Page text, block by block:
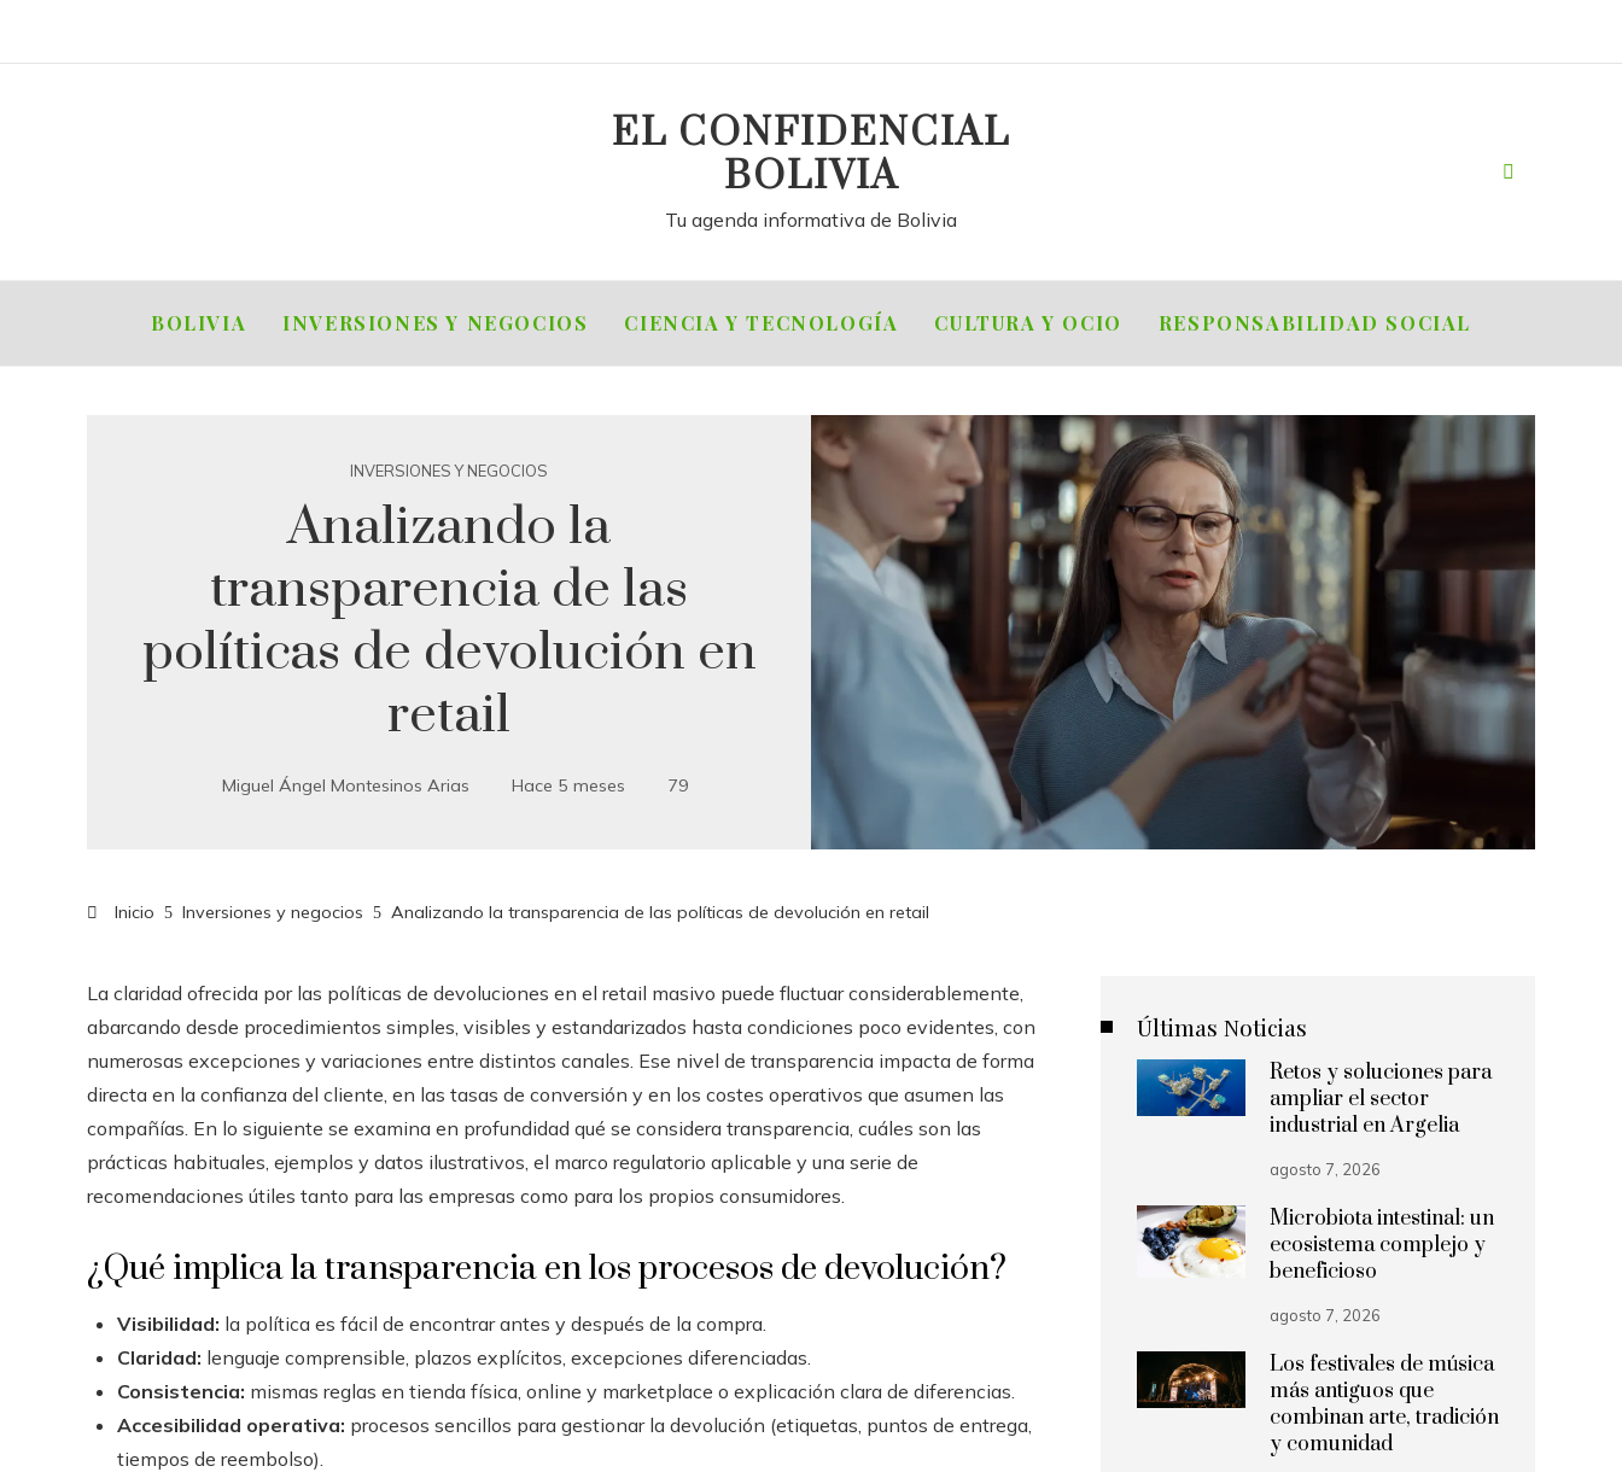
EL CONFIDENCIAL
BOLIVIA
Tu agenda informativa de Bolivia
BOLIVIA INVERSIONES Y NEGOCIOS CIENCIA Y TECNOLOGÍA CULTURA Y OCIO RESPONSABILIDAD SOCIAL
INVERSIONES Y NEGOCIOS
Analizando la
transparencia de las
políticas de devolución en
retail
Miguel Ángel Montesinos Arias Hace 5 meses 79
Inicio Inversiones y negocios Analizando la transparencia de las políticas de devolución en retail
La claridad ofrecida por las políticas de devoluciones en el retail masivo puede fluctuar considerablemente,
abarcando desde procedimientos simples, visibles y estandarizados hasta condiciones poco evidentes, con
numerosas excepciones y variaciones entre distintos canales. Ese nivel de transparencia impacta de forma
directa en la confianza del cliente, en las tasas de conversión y en los costes operativos que asumen las
compañías. En lo siguiente se examina en profundidad qué se considera transparencia, cuáles son las
prácticas habituales, ejemplos y datos ilustrativos, el marco regulatorio aplicable y una serie de
recomendaciones útiles tanto para las empresas como para los propios consumidores.
¿Qué implica la transparencia en los procesos de devolución?
Visibilidad: la política es fácil de encontrar antes y después de la compra.
Claridad: lenguaje comprensible, plazos explícitos, excepciones diferenciadas.
Consistencia: mismas reglas en tienda física, online y marketplace o explicación clara de diferencias.
Accesibilidad operativa: procesos sencillos para gestionar la devolución (etiquetas, puntos de entrega,
tiempos de reembolso).
Últimas Noticias
Retos y soluciones para
ampliar el sector
industrial en Argelia
agosto 7, 2026
Microbiota intestinal: un
ecosistema complejo y
beneficioso
agosto 7, 2026
Los festivales de música
más antiguos que
combinan arte, tradición
y comunidad